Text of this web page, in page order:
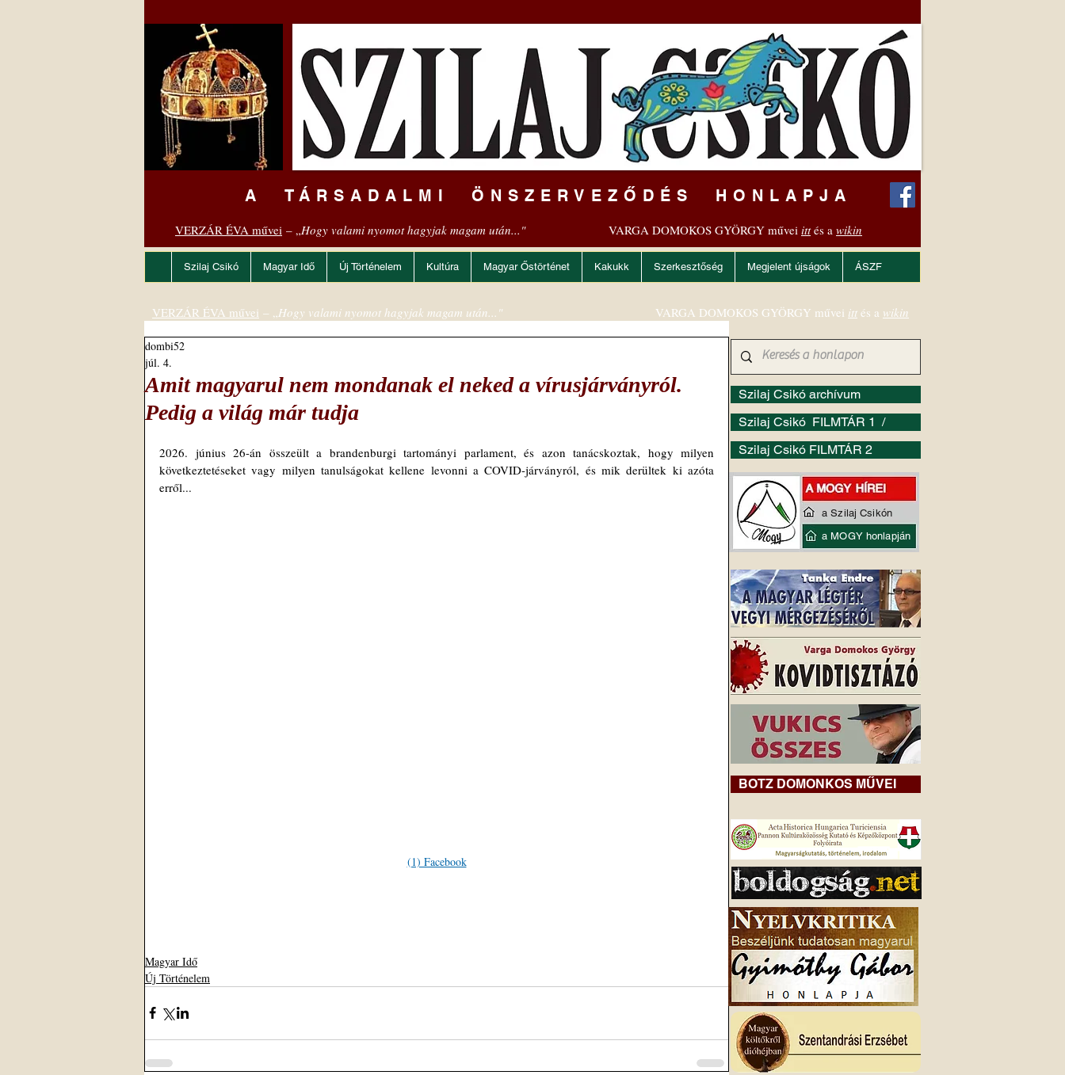
A TÁRSADALMI ÖNSZERVEZŐDÉS HONLAPJA
VERZÁR ÉVA művei – „Hogy valami nyomot hagyjak magam után..." VARGA DOMOKOS GYÖRGY művei ittés a wikin
Szilaj Csikó Magyar Idő Új Történelem Kultúra Magyar Őstörténet Kakukk Szerkesztőség Megjelent újságok ÁSZF
Amit magyarul nem mondanak el neked a vírusjárványról.
Pedig a világ már tudja
dombi52
júl. 4.
2026. június 26-án összeült a brandenburgi tartományi parlament, és azon tanácskoztak, hogy milyen
következtetéseket vagy milyen tanulságokat kellene levonni a COVID-járványról, és mik derültek ki azóta
erről...
(1) Facebook
Magyar Idő
Új Történelem
Szilaj Csikó archívum
Szilaj Csikó FILMTÁR 1 /
Szilaj Csikó FILMTÁR 2
VERZÁR ÉVA művei – „Hogy valami nyomot hagyjak magam után..." VARGA DOMOKOS GYÖRGY művei itt és a wikin
BOTZ DOMONKOS MŰVEI
a Szilaj Csikón
a MOGY honlapján